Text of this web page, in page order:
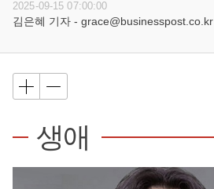
2025-09-15 07:00:00
김은혜 기자 - grace@businesspost.co.kr
생애